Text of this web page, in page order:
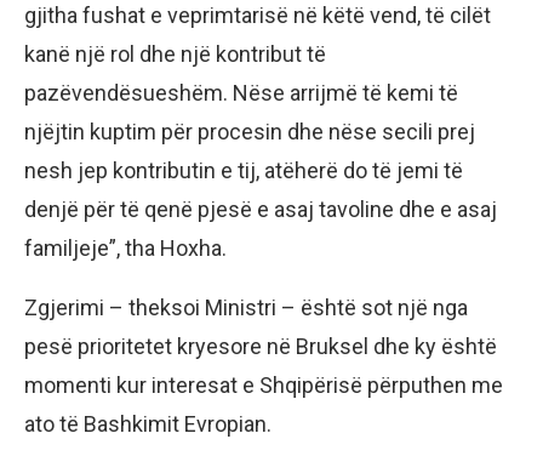
gjitha fushat e veprimtarisë në këtë vend, të cilët
kanë një rol dhe një kontribut të
pazëvendësueshëm. Nëse arrijmë të kemi të
njëjtin kuptim për procesin dhe nëse secili prej
nesh jep kontributin e tij, atëherë do të jemi të
denjë për të qenë pjesë e asaj tavoline dhe e asaj
familjeje”, tha Hoxha.
Zgjerimi – theksoi Ministri – është sot një nga
pesë prioritetet kryesore në Bruksel dhe ky është
momenti kur interesat e Shqipërisë përputhen me
ato të Bashkimit Evropian.